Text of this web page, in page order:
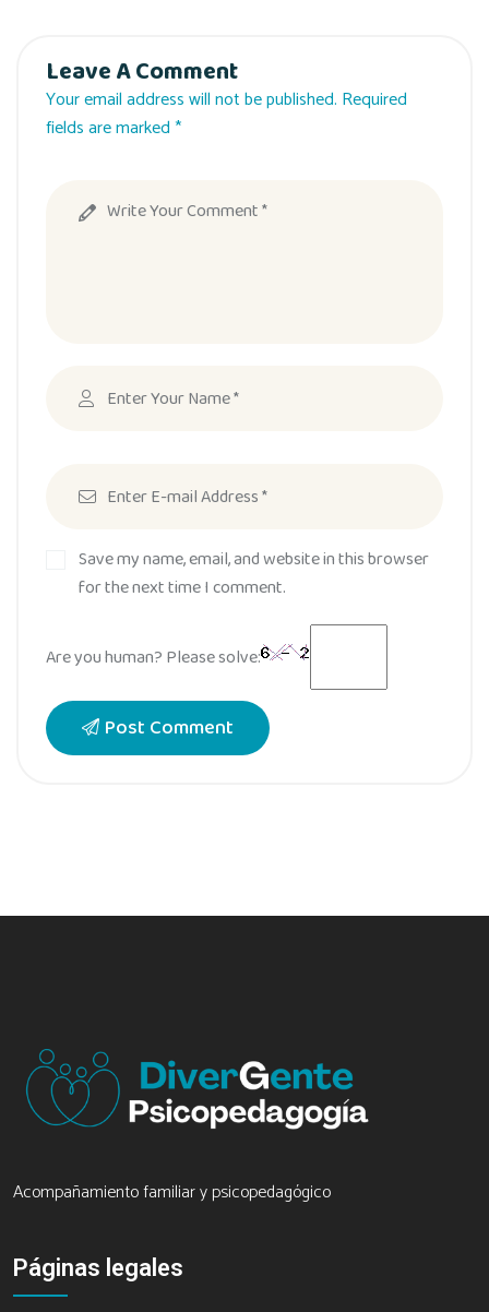
Leave A Comment
Your email address will not be published. Required
fields are marked *
Save my name, email, and website in this browser
for the next time I comment.
Are you human? Please solve:
Post Comment
Acompañamiento familiar y psicopedagógico
Páginas legales